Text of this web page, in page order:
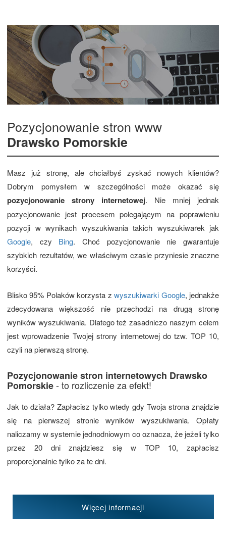
Pozycjonowanie stron www
Drawsko Pomorskie
Masz już stronę, ale chciałbyś zyskać nowych klientów?
Dobrym pomysłem w szczególności może okazać się
pozycjonowanie strony internetowej. Nie mniej jednak
pozycjonowanie jest procesem polegającym na poprawieniu
pozycji w wynikach wyszukiwania takich wyszukiwarek jak
Google, czy Bing. Choć pozycjonowanie nie gwarantuje
szybkich rezultatów, we właściwym czasie przyniesie znaczne
korzyści.
Blisko 95% Polaków korzysta zwyszukiwarki Google, jednakże
zdecydowana większość nie przechodzi na drugą stronę
wyników wyszukiwania. Dlatego też zasadniczo naszym celem
jest wprowadzenie Twojej strony internetowej do tzw. TOP 10,
czyli na pierwszą stronę.
Pozycjonowanie stron internetowych Drawsko
Pomorskie- to rozliczenie za efekt!
Jak to działa? Zapłacisz tylko wtedy gdy Twoja strona znajdzie
się na pierwszej stronie wyników wyszukiwania. Opłaty
naliczamy w systemie jednodniowym co oznacza, że jeżeli tylko
przez 20 dni znajdziesz się w TOP 10, zapłacisz
proporcjonalnie tylko za te dni.
Więcej informacji